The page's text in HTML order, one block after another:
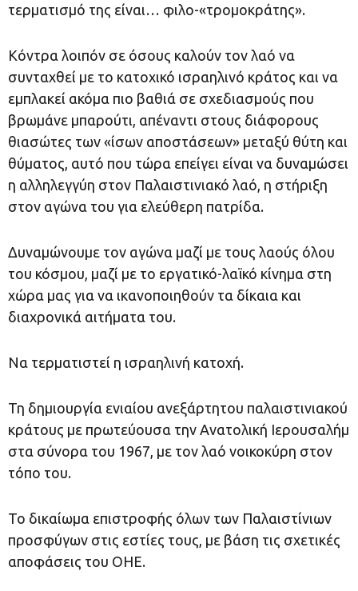
τερματισμό της είναι… φιλο-«τρομοκράτης».
Κόντρα λοιπόν σε όσους καλούν τον λαό να
συνταχθεί με το κατοχικό ισραηλινό κράτος και να
εμπλακεί ακόμα πιο βαθιά σε σχεδιασμούς που
βρωμάνε μπαρούτι, απέναντι στους διάφορους
θιασώτες των «ίσων αποστάσεων» μεταξύ θύτη και
θύματος, αυτό που τώρα επείγει είναι να δυναμώσει
η αλληλεγγύη στον Παλαιστινιακό λαό, η στήριξη
στον αγώνα του για ελεύθερη πατρίδα.
Δυναμώνουμε τον αγώνα μαζί με τους λαούς όλου
του κόσμου, μαζί με το εργατικό-λαϊκό κίνημα στη
χώρα μας για να ικανοποιηθούν τα δίκαια και
διαχρονικά αιτήματα του.
Να τερματιστεί η ισραηλινή κατοχή.
Τη δημιουργία ενιαίου ανεξάρτητου παλαιστινιακού
κράτους με πρωτεύουσα την Ανατολική Ιερουσαλήμ
στα σύνορα του 1967, με τον λαό νοικοκύρη στον
τόπο του.
Το δικαίωμα επιστροφής όλων των Παλαιστίνιων
προσφύγων στις εστίες τους, με βάση τις σχετικές
αποφάσεις του ΟΗΕ.